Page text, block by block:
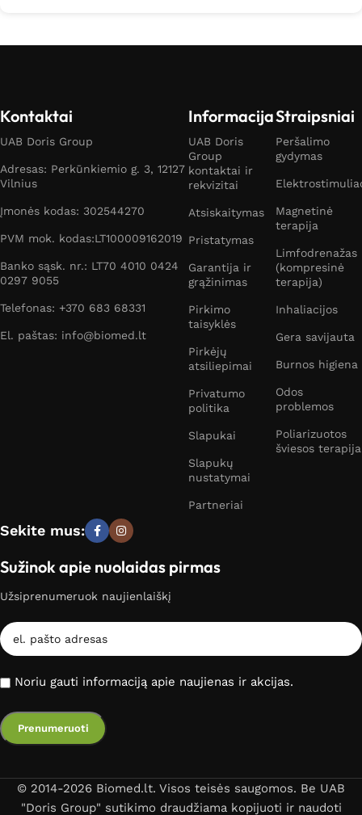
Kontaktai
UAB Doris Group
Adresas: Perkūnkiemio g. 3, 12127
Vilnius
Įmonės kodas: 302544270
PVM mok. kodas:LT100009162019
Banko sąsk. nr.: LT70 4010 0424
0297 9055
Telefonas: +370 683 68331
El. paštas: info@biomed.lt
Informacija
UAB Doris
Group
kontaktai ir
rekvizitai
Atsiskaitymas
Pristatymas
Garantija ir
grąžinimas
Pirkimo
taisyklės
Pirkėjų
atsiliepimai
Privatumo
politika
Slapukai
Slapukų
nustatymai
Partneriai
Straipsniai
Peršalimo
gydymas
Magnetinė
terapija
Limfodrenažas
(kompresinė
terapija)
Inhaliacijos
Gera savijauta
Burnos higiena
Odos
problemos
Poliarizuotos
šviesos terapija
Sekite mus:
Sužinok apie nuolaidas pirmas
Užsiprenumeruok naujienlaiškį
Noriu gauti informaciją apie naujienas ir akcijas.
© 2014-2026 Biomed.lt. Visos teisės saugomos. Be UAB
"Doris Group" sutikimo draudžiama kopijuoti ir naudoti